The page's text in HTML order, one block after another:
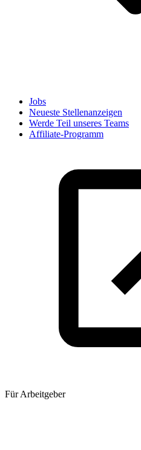
Jobs
Neueste Stellenanzeigen
Werde Teil unseres Teams
Affiliate-Programm
Für Arbeitgeber